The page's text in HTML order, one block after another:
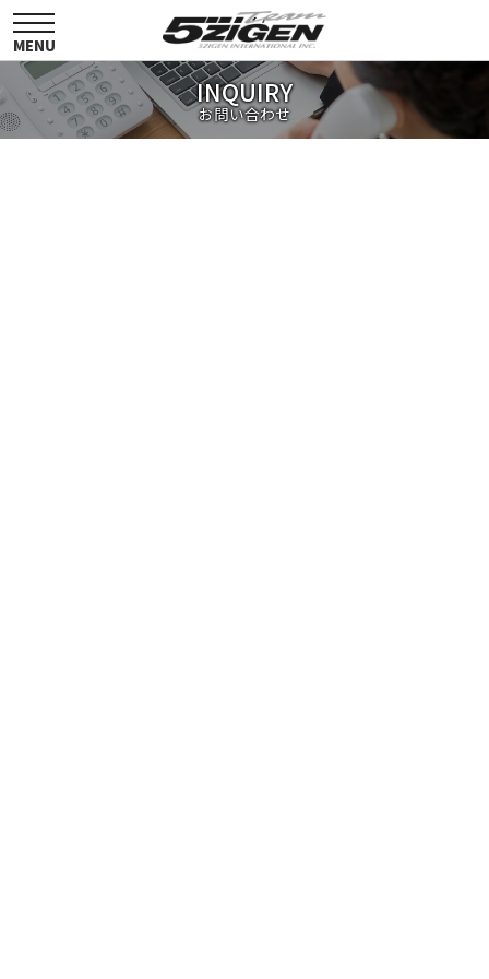
toggle
navigation
MENU
INQUIRY
お問い合わせ